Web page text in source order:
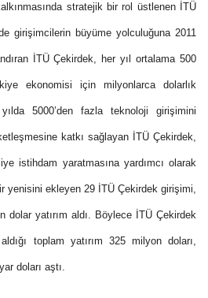
stratejik bir rol üstlenen İTÜ
girişimcilerin büyüme yolculuğuna 2011
İTÜ Çekirdek, her yıl ortalama 500
ekonomisi için milyonlarca dolarlık
5000’den fazla teknoloji girişimini
katkı sağlayan İTÜ Çekirdek,
istihdam yaratmasına yardımcı olarak
yenisini ekleyen 29 İTÜ Çekirdek girişimi,
dolar yatırım aldı. Böylece İTÜ Çekirdek
toplam yatırım 325 milyon doları,
doları aştı.